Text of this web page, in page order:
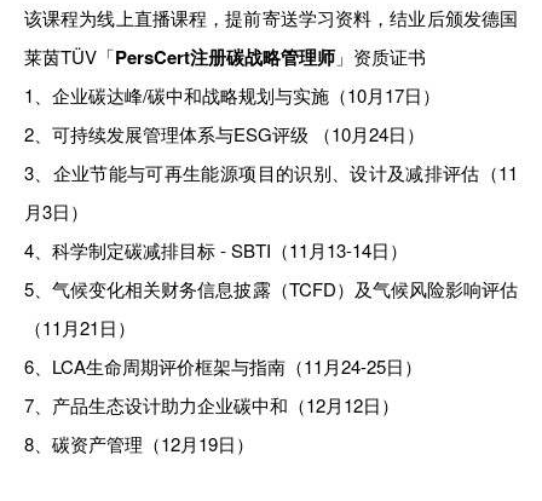
该课程为线上直播课程，提前寄送学习资料，结业后颁发德国
莱茵TÜV「PersCert注册碳战略管理师 」资质证书
1、 企业碳达峰/碳中和战略规划与实施（10月17日）
2、 可持续发展管理体系与ESG评级 （10月24日）
3、 企业节能与可再生能源项目的识别、设计及减排评估（11
月3日）
4、 科学制定碳减排目标 - SBTI（11月13-14日）
5、气候变化相关财务信息披露（TCFD）及气候风险影响评估
（11月21日）
6、 LCA生命周期评价框架与指南（11月24-25日）
7、 产品生态设计助力企业碳中和（12月12日）
8、 碳资产管理（12月19日）